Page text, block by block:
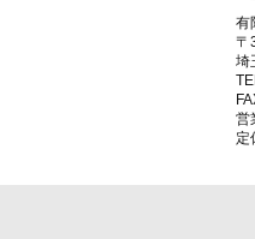
有
〒
埼
営
定